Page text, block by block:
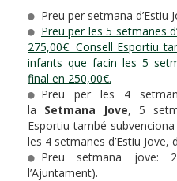
Preu per setmana d’Estiu
Preu per les 5 setmanes
275,00€. Consell Esportiu
infants que facin les 5
final en 250,00€.
Preu per les 4
la Setmana Jove, 5
Esportiu també
les 4 setmanes d’Estiu
Preu setmana jove:
l’Ajuntament).